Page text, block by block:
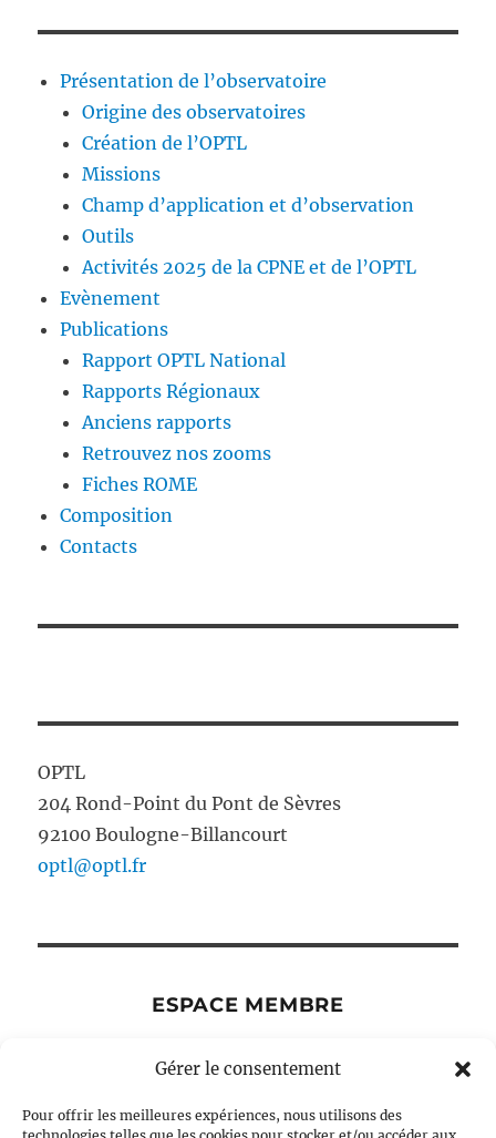
Gérer le consentement
Pour offrir les meilleures expériences, nous utilisons des
Présentation de l’observatoire
Origine des observatoires
Création de l’OPTL
Missions
Champ d’application et d’observation
Outils
Activités 2025 de la CPNE et de l’OPTL
Evènement
Publications
Rapport OPTL National
Rapports Régionaux
Anciens rapports
Retrouvez nos zooms
Fiches ROME
Composition
Contacts
OPTL
204 Rond-Point du Pont de Sèvres
92100 Boulogne-Billancourt
optl@optl.fr
ESPACE MEMBRE
Présentation de l’observatoire
le